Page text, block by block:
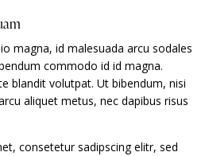
magna, id malesuada arcu sodales
commodo id id magna.
blandit volutpat. Ut bibendum, nisi
aliquet metus, nec dapibus risus
consetetur sadipscing elitr, sed